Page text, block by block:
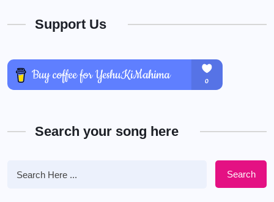
Support Us
Search your song here
Search